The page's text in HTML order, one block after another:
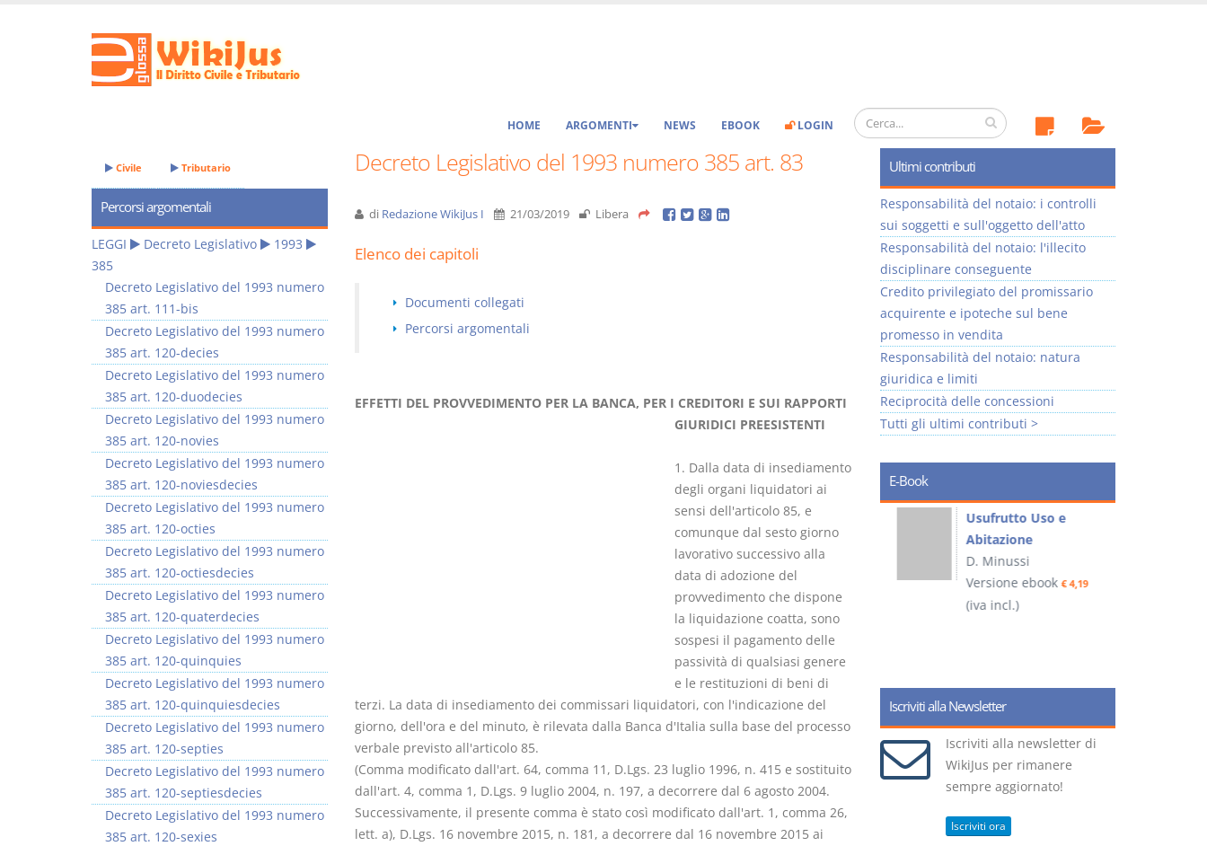
HOME ARGOMENTI NEWS EBOOK LOGIN
Decreto Legislativo del 1993 numero 385 art. 83
di Redazione WikiJus I 21/03/2019 Libera
Elenco dei capitoli
Documenti collegati
Percorsi argomentali
EFFETTI DEL PROVVEDIMENTO PER LA BANCA, PER I CREDITORI E SUI RAPPORTI
GIURIDICI PREESISTENTI
1. Dalla data di insediamento
degli organi liquidatori ai
sensi dell'articolo 85, e
comunque dal sesto giorno
lavorativo successivo alla
data di adozione del
provvedimento che dispone
la liquidazione coatta, sono
sospesi il pagamento delle
passività di qualsiasi genere
e le restituzioni di beni di
terzi. La data di insediamento dei commissari liquidatori, con l'indicazione del
giorno, dell'ora e del minuto, è rilevata dalla Banca d'Italia sulla base del processo
verbale previsto all'articolo 85.
(Comma modificato dall'art. 64, comma 11, D.Lgs. 23 luglio 1996, n. 415 e sostituito
dall'art. 4, comma 1, D.Lgs. 9 luglio 2004, n. 197, a decorrere dal 6 agosto 2004.
Successivamente, il presente comma è stato così modificato dall'art. 1, comma 26,
lett. a), D.Lgs. 16 novembre 2015, n. 181, a decorrere dal 16 novembre 2015 ai
Civile Tributario
Percorsi argomentali
LEGGI Decreto Legislativo
1993
385
Decreto Legislativo del 1993 numero
385 art. 111-bis
Decreto Legislativo del 1993 numero
385 art. 120-decies
Decreto Legislativo del 1993 numero
385 art. 120-duodecies
Decreto Legislativo del 1993 numero
385 art. 120-novies
Decreto Legislativo del 1993 numero
385 art. 120-noviesdecies
Decreto Legislativo del 1993 numero
385 art. 120-octies
Decreto Legislativo del 1993 numero
385 art. 120-octiesdecies
Decreto Legislativo del 1993 numero
385 art. 120-quaterdecies
Decreto Legislativo del 1993 numero
385 art. 120-quinquies
Decreto Legislativo del 1993 numero
385 art. 120-quinquiesdecies
Decreto Legislativo del 1993 numero
385 art. 120-septies
Decreto Legislativo del 1993 numero
385 art. 120-septiesdecies
Decreto Legislativo del 1993 numero
385 art. 120-sexies
Ultimi contributi
Responsabilità del notaio: i controlli
sui soggetti e sull'oggetto dell'atto
Responsabilità del notaio: l'illecito
disciplinare conseguente
Credito privilegiato del promissario
acquirente e ipoteche sul bene
promesso in vendita
Responsabilità del notaio: natura
giuridica e limiti
Reciprocità delle concessioni
Tutti gli ultimi contributi >
E-Book
I Vincoli Preliminari
D. Minussi
Versione ebook
(iva incl.)
Usufrutto Uso e
Abitazione
D. Minussi
Versione ebook € 4,19
(iva incl.)
Iscriviti alla Newsletter
Iscriviti alla newsletter di
WikiJus per rimanere
sempre aggiornato!
Iscriviti ora